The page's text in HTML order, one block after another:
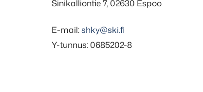
Sinikalliontie 7, 02630 Espoo
E-mail:shky@ski.fi
Y-tunnus: 0685202-8